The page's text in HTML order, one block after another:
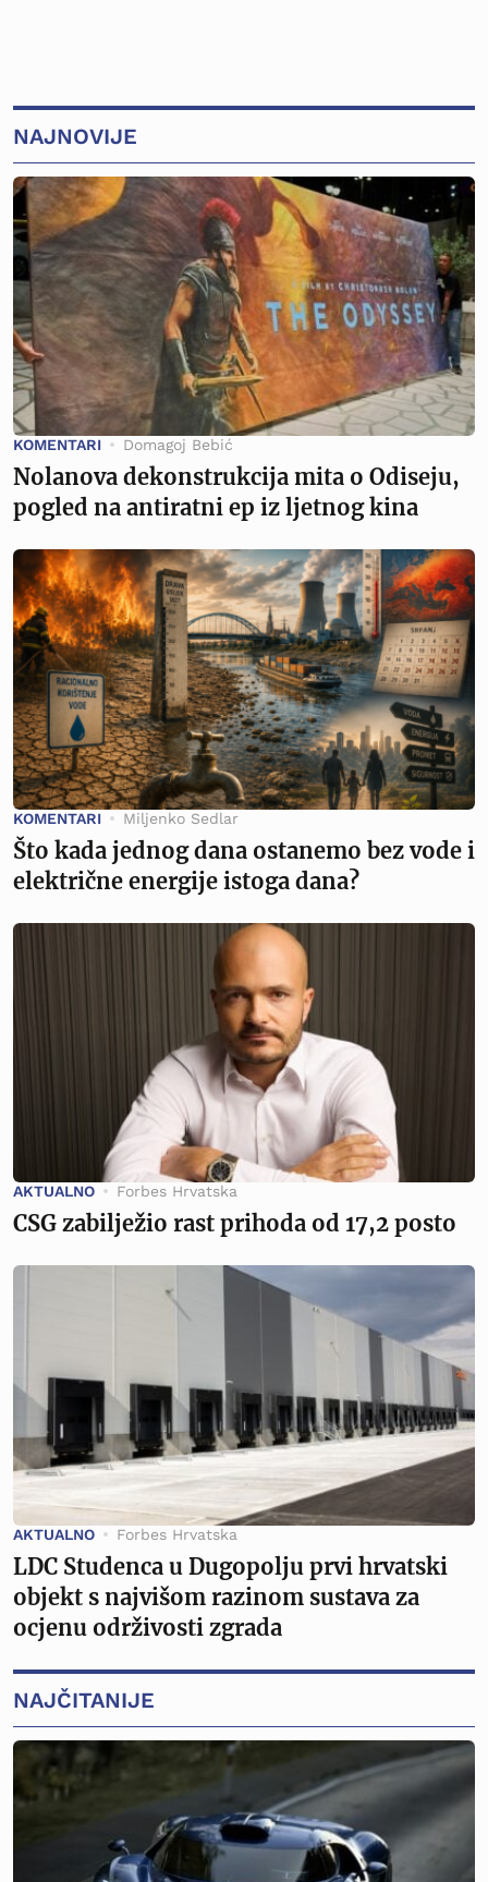
NAJNOVIJE
KOMENTARI Domagoj Bebić
Nolanova dekonstrukcija mita o Odiseju,
pogled na antiratni ep iz ljetnog kina
KOMENTARI Miljenko Sedlar
Što kada jednog dana ostanemo bez vode i
električne energije istoga dana?
AKTUALNO Forbes Hrvatska
CSG zabilježio rast prihoda od 17,2 posto
AKTUALNO Forbes Hrvatska
LDC Studenca u Dugopolju prvi hrvatski
objekt s najvišom razinom sustava za
ocjenu održivosti zgrada
NAJČITANIJE